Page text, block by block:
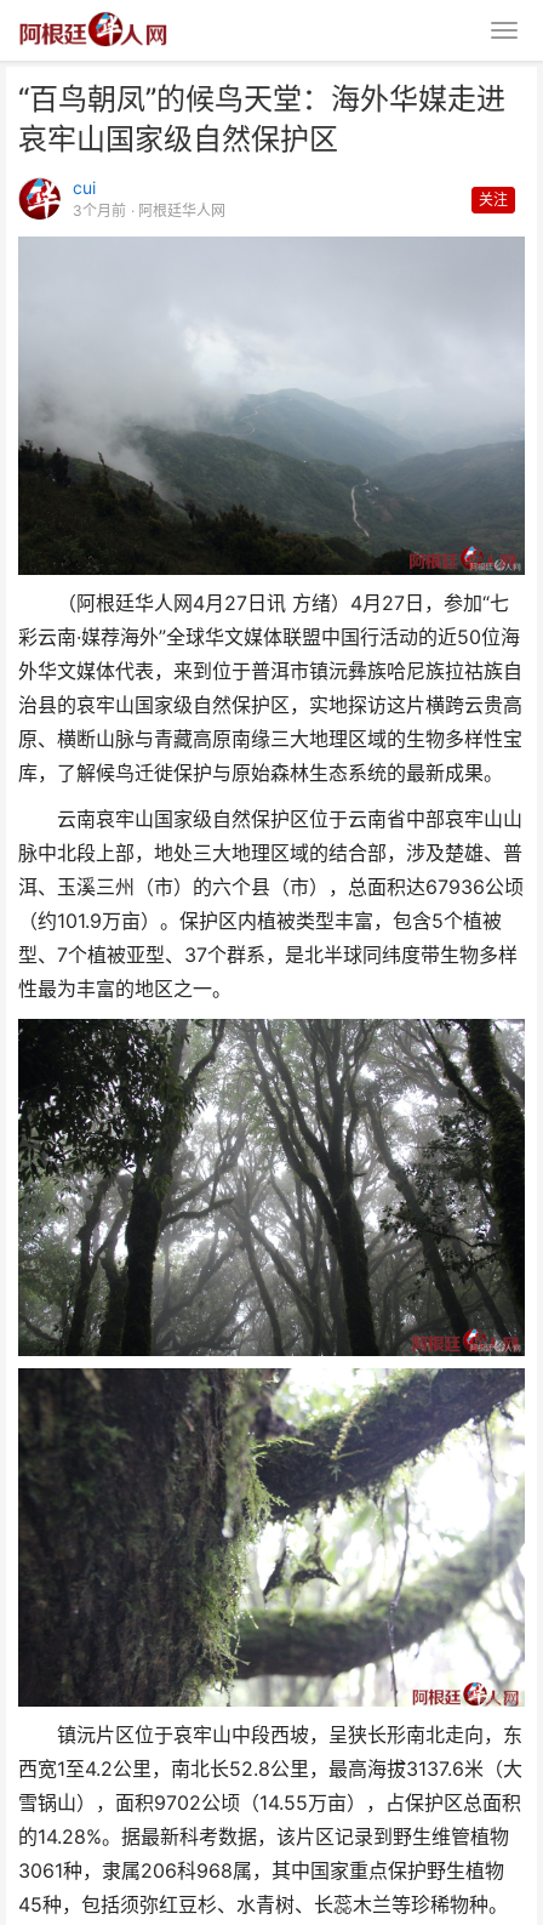
“百鸟朝凤”的候鸟天堂：海外华媒走进
哀牢山国家级自然保护区
cui
3个月前 · 阿根廷华人网
关注
（阿根廷华人网4月27日讯 方绪）4月27日，参加“七
彩云南·媒荐海外”全球华文媒体联盟中国行活动的近50位海
外华文媒体代表，来到位于普洱市镇沅彝族哈尼族拉祜族自
治县的哀牢山国家级自然保护区，实地探访这片横跨云贵高
原、横断山脉与青藏高原南缘三大地理区域的生物多样性宝
库，了解候鸟迁徙保护与原始森林生态系统的最新成果。
云南哀牢山国家级自然保护区位于云南省中部哀牢山山
脉中北段上部，地处三大地理区域的结合部，涉及楚雄、普
洱、玉溪三州（市）的六个县（市），总面积达67936公顷
（约101.9万亩）。保护区内植被类型丰富，包含5个植被
型、7个植被亚型、37个群系，是北半球同纬度带生物多样
性最为丰富的地区之一。
镇沅片区位于哀牢山中段西坡，呈狭长形南北走向，东
西宽1至4.2公里，南北长52.8公里，最高海拔3137.6米（大
雪锅山），面积9702公顷（14.55万亩），占保护区总面积
的14.28%。据最新科考数据，该片区记录到野生维管植物
3061种，隶属206科968属，其中国家重点保护野生植物
45种，包括须弥红豆杉、水青树、长蕊木兰等珍稀物种。